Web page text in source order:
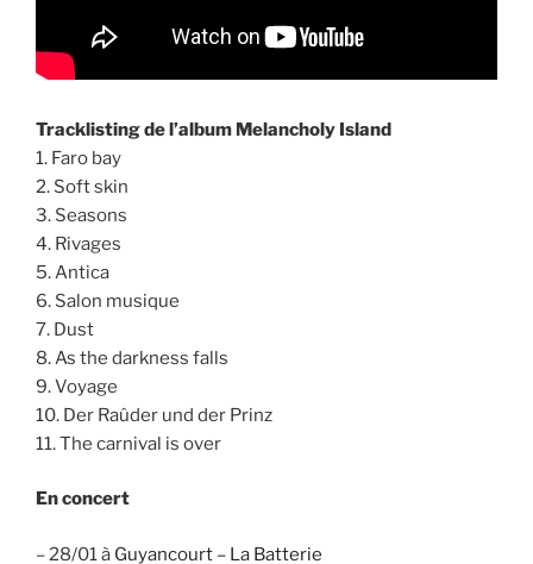
Tracklisting de l’album Melancholy Island
1. Faro bay
2. Soft skin
3. Seasons
4. Rivages
5. Antica
6. Salon musique
7. Dust
8. As the darkness falls
9. Voyage
10. Der Raûder und der Prinz
11. The carnival is over
En concert
– 28/01 à Guyancourt – La Batterie